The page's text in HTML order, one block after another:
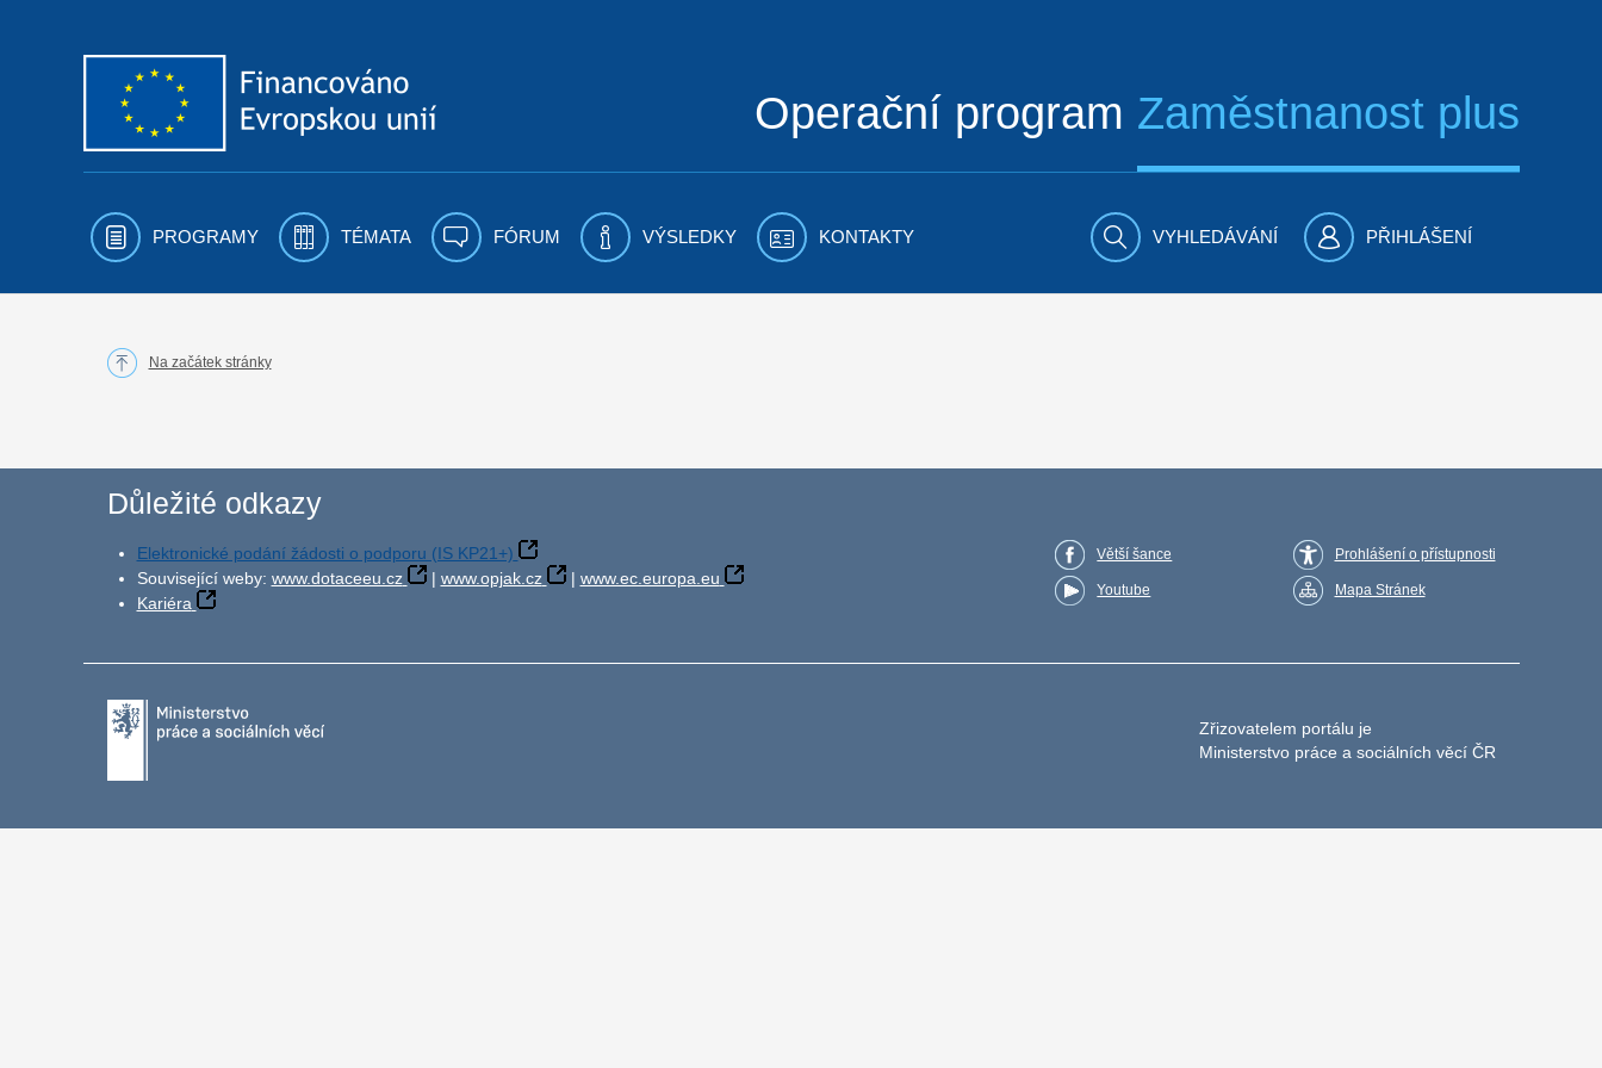
Operační program Zaměstnanost plus
PROGRAMY TÉMATA FÓRUM VÝSLEDKY KONTAKTY VYHLEDÁVÁNÍ PŘIHLÁŠENÍ
Na začátek stránky
Důležité odkazy
Elektronické podání žádosti o podporu (IS KP21+)
Související weby: www.dotaceeu.cz | www.opjak.cz | www.ec.europa.eu
Kariéra
Větší šance
Youtube
Prohlášení o přístupnosti
Mapa Stránek
Zřizovatelem portálu je
Ministerstvo práce a sociálních věcí ČR